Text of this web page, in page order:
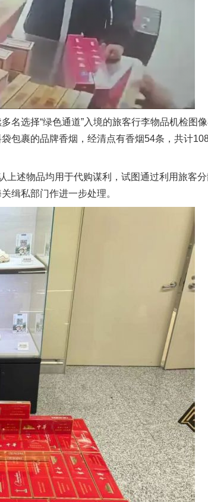
选择“绿色通道”入境的旅客行李物品机检图
包裹的品牌香烟，经清点有香烟54条，共计
述物品均用于代购谋利，试图通过利用旅客
缉私部门作进一步处理。
解.. 行业协会接连发公告